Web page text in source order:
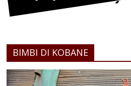
BIMBI DI KOBANE